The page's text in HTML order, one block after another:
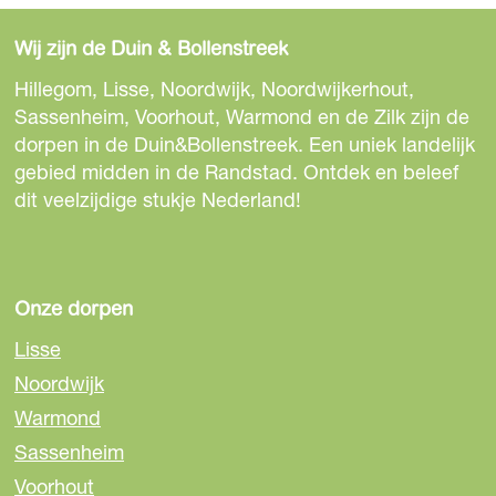
l
d
n
g
D
i
e
l
d
e
z
e
p
n
a
o
p
F
a
c
l
d
e
z
e
p
n
o
p
e
-
m
l
d
e
z
e
p
n
p
W
h
Wij zijn de Duin & Bollenstreek
Hillegom, Lisse, Noordwijk, Noordwijkerhout,
Sassenheim, Voorhout, Warmond en de Zilk zijn de
dorpen in de Duin&Bollenstreek. Een uniek landelijk
gebied midden in de Randstad. Ontdek en beleef
dit veelzijdige stukje Nederland!
Onze dorpen
Lisse
Noordwijk
Warmond
Sassenheim
Voorhout